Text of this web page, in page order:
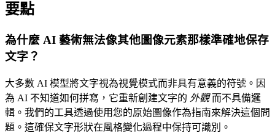
要點
為什麼 AI 藝術無法像其他圖像元素那樣準確地保存
文字？
大多數 AI 模型將文字視為視覺模式而非具有意義的符號。因
為 AI 不知道如何拼寫，它重新創建文字的 外觀而不具備邏
輯。我們的工具透過使用您的原始圖像作為指南來解決這個問
題。這確保文字形狀在風格變化過程中保持可識別。